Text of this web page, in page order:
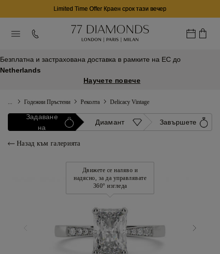
Limited Time Offer Краен срок тази вечер
Безплатна и застрахована доставка в рамките на ЕС до
Netherlands
Научете повече
Годежни Пръстени Реколта Delicacy Vintage
Задаване
на
Диамант Завършете
Назад към галерията
Движете се наляво и
надясно, за да управлявате
360° изгледа